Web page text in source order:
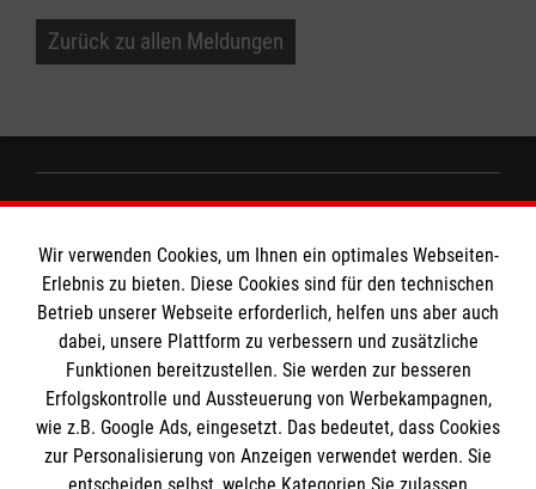
Zurück zu allen Meldungen
Impressum
Datenschutz
Kontakt
Die Malteser
Malteser in Deutschland
Malteserorden
Wir verwenden Cookies, um Ihnen ein optimales Webseiten-
Erlebnis zu bieten. Diese Cookies sind für den technischen
Betrieb unserer Webseite erforderlich, helfen uns aber auch
dabei, unsere Plattform zu verbessern und zusätzliche
Funktionen bereitzustellen. Sie werden zur besseren
Erfolgskontrolle und Aussteuerung von Werbekampagnen,
wie z.B. Google Ads, eingesetzt. Das bedeutet, dass Cookies
zur Personalisierung von Anzeigen verwendet werden. Sie